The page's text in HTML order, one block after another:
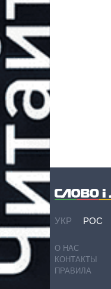
УКР РОС
О НАС
КОНТАКТЫ
ПРАВИЛА